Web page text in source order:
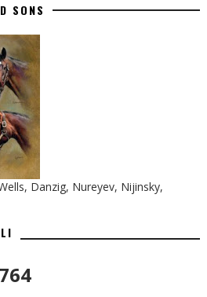
SONS
Danzig, Nureyev, Nijinsky,